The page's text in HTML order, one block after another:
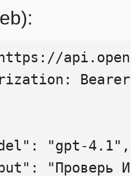
https://